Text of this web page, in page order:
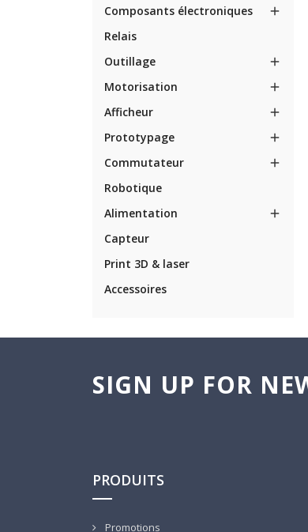
Composants électroniques 
Relais
Outillage

Motorisation 
Afficheur 
Prototypage 
Commutateur 
Robotique
Alimentation

Capteur
Print 3D & laser
Accessoires
SIGN UP FOR
PRODUITS
Promotions